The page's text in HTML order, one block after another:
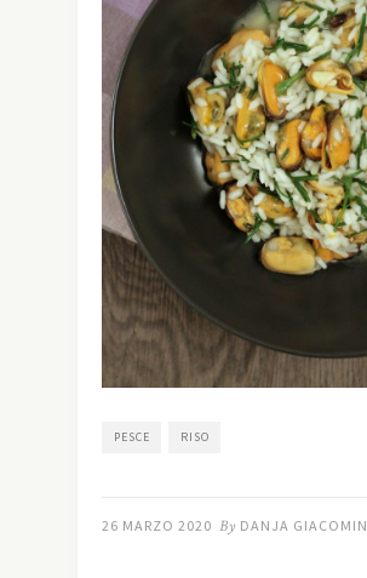
PESCE RISO
26 MARZO 2020 By DANJA GIACOMIN